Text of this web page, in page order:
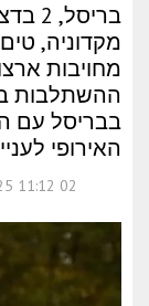
מקדוניה,
מחויבות
ההשתלבות
בבריסל עם
האירופי
02 Aralık 2025 11:12